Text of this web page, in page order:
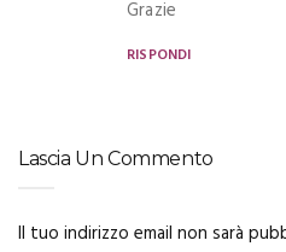
Grazie
RISPONDI
Lascia Un Commento
Il tuo indirizzo email non sarà